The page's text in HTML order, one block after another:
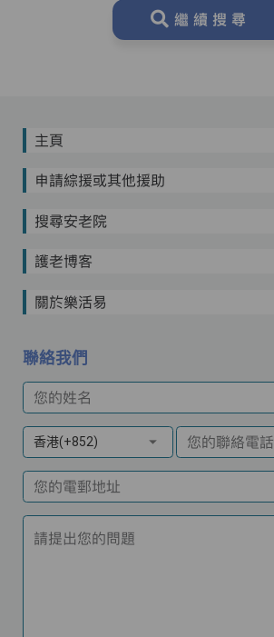
繼續搜尋
主頁
申請綜援或其他援助
搜尋安老院
護老博客
關於樂活易
聯絡我們
您的姓名
香港(+852) 您的聯絡電話
您的電郵地址
請提出您的問題